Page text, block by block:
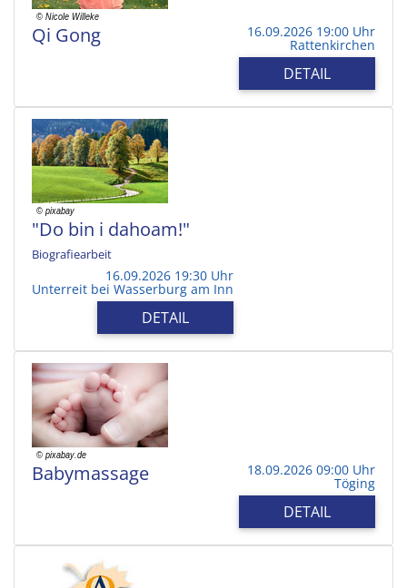
Qi Gong 16.09.2026 19:00 Uhr
Rattenkirchen
DETAIL
"Do bin i dahoam!"
Biografiearbeit
16.09.2026 19:30 Uhr
Unterreit bei Wasserburg am Inn
DETAIL
Babymassage 18.09.2026 09:00 Uhr
Töging
DETAIL